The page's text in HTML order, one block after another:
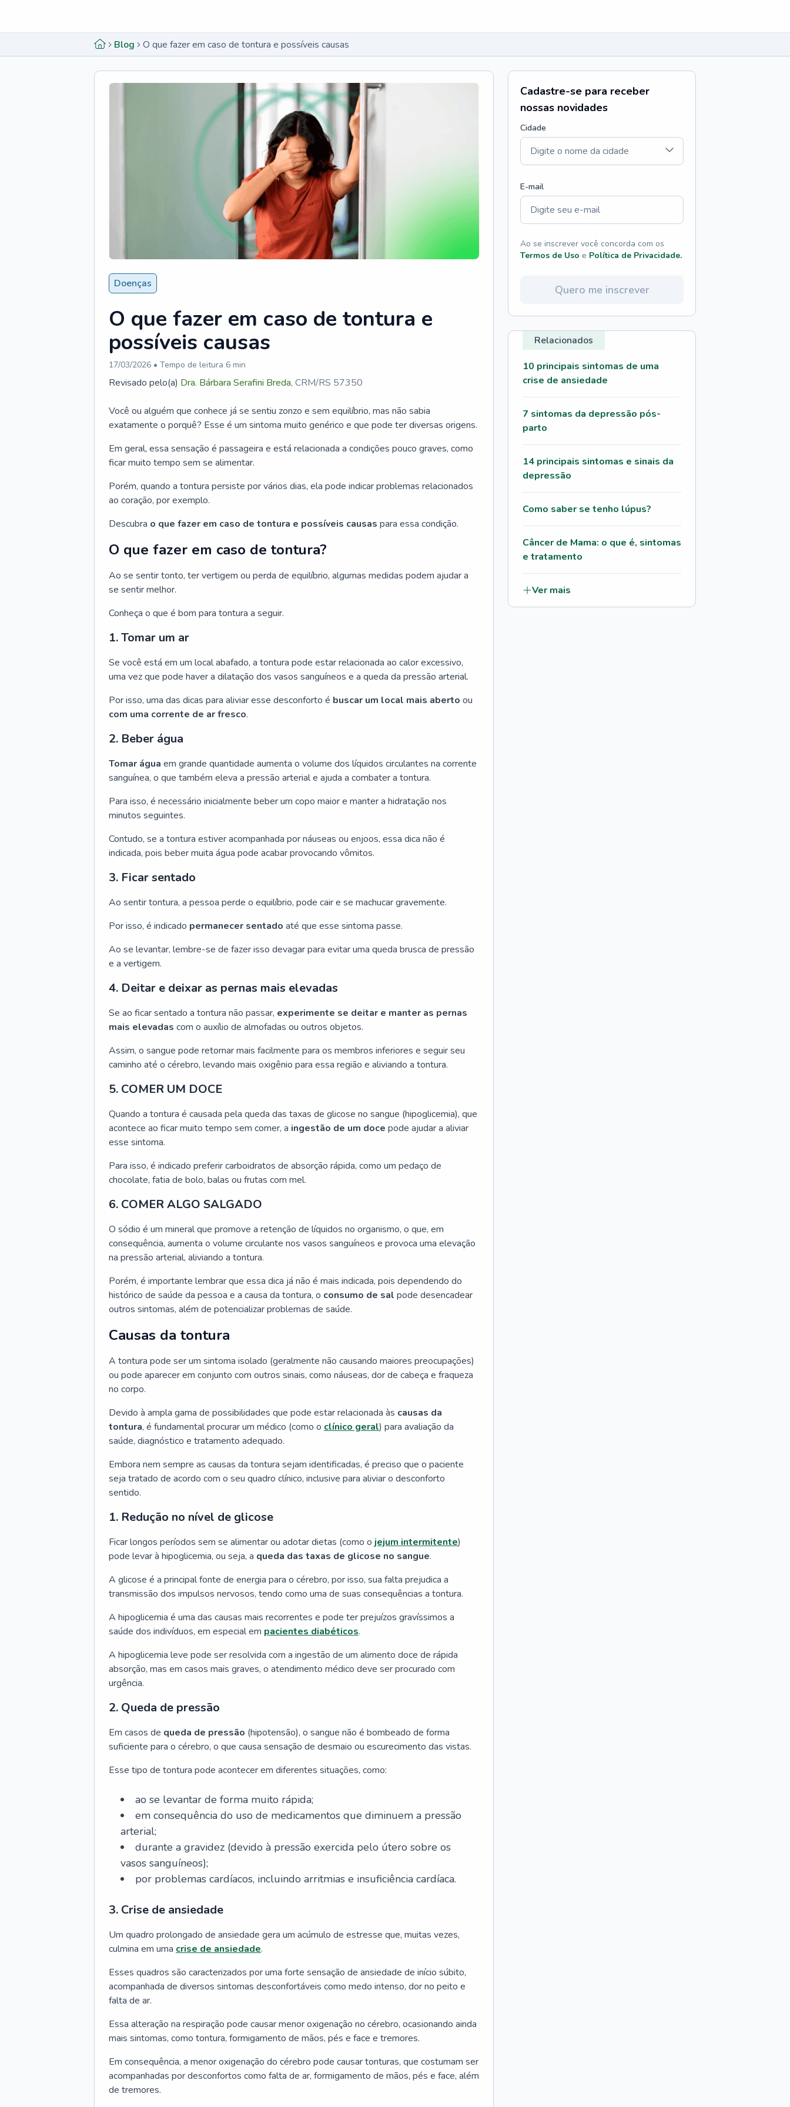
Blog O que fazer em caso de tontura e possíveis causas
Doenças
O que fazer em caso de tontura e
possíveis causas
17/03/2026 • Tempo de leitura 6 min
Revisado pelo(a) Dra. Bárbara Serafini Breda, CRM/RS 57350
Você ou alguém que conhece já se sentiu zonzo e sem equilíbrio, mas não sabia
exatamente o porquê? Esse é um sintoma muito genérico e que pode ter diversas origens.
Em geral, essa sensação é passageira e está relacionada a condições pouco graves, como
ficar muito tempo sem se alimentar.
Porém, quando a tontura persiste por vários dias, ela pode indicar problemas relacionados
ao coração, por exemplo.
Descubra o que fazer em caso de tontura e possíveis causas para essa condição.
O que fazer em caso de tontura?
Ao se sentir tonto, ter vertigem ou perda de equilíbrio, algumas medidas podem ajudar a
se sentir melhor.
Conheça o que é bom para tontura a seguir.
1. Tomar um ar
Se você está em um local abafado, a tontura pode estar relacionada ao calor excessivo,
uma vez que pode haver a dilatação dos vasos sanguíneos e a queda da pressão arterial.
Por isso, uma das dicas para aliviar esse desconforto é buscar um local mais aberto ou
com uma corrente de ar fresco.
2. Beber água
Tomar água em grande quantidade aumenta o volume dos líquidos circulantes na corrente
sanguínea, o que também eleva a pressão arterial e ajuda a combater a tontura.
Para isso, é necessário inicialmente beber um copo maior e manter a hidratação nos
minutos seguintes.
Contudo, se a tontura estiver acompanhada por náuseas ou enjoos, essa dica não é
indicada, pois beber muita água pode acabar provocando vômitos.
3. Ficar sentado
Ao sentir tontura, a pessoa perde o equilíbrio, pode cair e se machucar gravemente.
Por isso, é indicado permanecer sentado até que esse sintoma passe.
Ao se levantar, lembre-se de fazer isso devagar para evitar uma queda brusca de pressão
e a vertigem.
4. Deitar e deixar as pernas mais elevadas
Se ao ficar sentado a tontura não passar, experimente se deitar e manter as pernas
mais elevadas com o auxílio de almofadas ou outros objetos.
Assim, o sangue pode retornar mais facilmente para os membros inferiores e seguir seu
caminho até o cérebro, levando mais oxigênio para essa região e aliviando a tontura.
5. COMER UM DOCE
Quando a tontura é causada pela queda das taxas de glicose no sangue (hipoglicemia), que
acontece ao ficar muito tempo sem comer, a ingestão de um doce pode ajudar a aliviar
esse sintoma.
Para isso, é indicado preferir carboidratos de absorção rápida, como um pedaço de
chocolate, fatia de bolo, balas ou frutas com mel.
6. COMER ALGO SALGADO
O sódio é um mineral que promove a retenção de líquidos no organismo, o que, em
consequência, aumenta o volume circulante nos vasos sanguíneos e provoca uma elevação
na pressão arterial, aliviando a tontura.
Porém, é importante lembrar que essa dica já não é mais indicada, pois dependendo do
histórico de saúde da pessoa e a causa da tontura, o consumo de sal pode desencadear
outros sintomas, além de potencializar problemas de saúde.
Causas da tontura
A tontura pode ser um sintoma isolado (geralmente não causando maiores preocupações)
ou pode aparecer em conjunto com outros sinais, como náuseas, dor de cabeça e fraqueza
no corpo.
Devido à ampla gama de possibilidades que pode estar relacionada às causas da
tontura, é fundamental procurar um médico (como o clínico geral) para avaliação da
saúde, diagnóstico e tratamento adequado.
Embora nem sempre as causas da tontura sejam identificadas, é preciso que o paciente
seja tratado de acordo com o seu quadro clínico, inclusive para aliviar o desconforto
sentido.
1. Redução no nível de glicose
Ficar longos períodos sem se alimentar ou adotar dietas (como o jejum intermitente)
pode levar à hipoglicemia, ou seja, a queda das taxas de glicose no sangue.
A glicose é a principal fonte de energia para o cérebro, por isso, sua falta prejudica a
transmissão dos impulsos nervosos, tendo como uma de suas consequências a tontura.
A hipoglicemia é uma das causas mais recorrentes e pode ter prejuízos gravíssimos a
saúde dos indivíduos, em especial em pacientes diabéticos.
A hipoglicemia leve pode ser resolvida com a ingestão de um alimento doce de rápida
absorção, mas em casos mais graves, o atendimento médico deve ser procurado com
urgência.
2. Queda de pressão
Em casos de queda de pressão (hipotensão), o sangue não é bombeado de forma
suficiente para o cérebro, o que causa sensação de desmaio ou escurecimento das vistas.
Esse tipo de tontura pode acontecer em diferentes situações, como:
ao se levantar de forma muito rápida;
em consequência do uso de medicamentos que diminuem a pressão
arterial;
durante a gravidez (devido à pressão exercida pelo útero sobre os
vasos sanguíneos);
por problemas cardíacos, incluindo arritmias e insuficiência cardíaca.
3. Crise de ansiedade
Um quadro prolongado de ansiedade gera um acúmulo de estresse que, muitas vezes,
culmina em uma crise de ansiedade.
Esses quadros são caracterizados por uma forte sensação de ansiedade de início súbito,
acompanhada de diversos sintomas desconfortáveis como medo intenso, dor no peito e
falta de ar.
Essa alteração na respiração pode causar menor oxigenação no cérebro, ocasionando ainda
mais sintomas, como tontura, formigamento de mãos, pés e face e tremores.
Em consequência, a menor oxigenação do cérebro pode causar tonturas, que costumam ser
acompanhadas por desconfortos como falta de ar, formigamento de mãos, pés e face, além
de tremores.
Cadastre-se para receber
nossas novidades
Cidade
E-mail
Ao se inscrever você concorda com os
Termos de Uso e Política de Privacidade.
Quero me inscrever
Relacionados
10 principais sintomas de uma
crise de ansiedade
7 sintomas da depressão pós-
parto
14 principais sintomas e sinais da
depressão
Como saber se tenho lúpus?
Câncer de Mama: o que é, sintomas
e tratamento
Ver mais